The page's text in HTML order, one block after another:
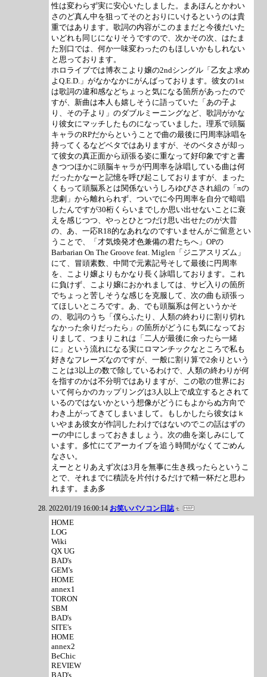
性は変わらず実に安心いたしました。まあほんとかわい
さのど真ん中を狙ってそのとおりにいけるというのは貴
重ではあります。歌詞の内容がこのままだと今後だいた
いどれも同じになりそうですので、次かその次、はたま
た別口では、何か一味変わったのもほしいかもしれない
と思っております。
ホロライブでは博衣こより嬢の2ndシングル「乙女よ求め
よQ.E.D.」がなかなかにがんばっております。彼女の1st
は歌詞の違和感などちょっと気になる箇所があったので
すが、新曲は本人も嬉しそうに語っていた「あの子よ
り、その子より」のダブルミーニングなど、歌詞がかな
り彼女にマッチしたものになっていました。理系で頭脳
キャラのRPだからということで曲の最後に円周率詠唱を
持ってくるなどベタではありますが、そのベタさが却っ
て彼女の真正面から頑張る姿に重なって好印象ですと書
きつつほかに頭脳キャラが円周率を詠唱している曲は何
だったかなーと記憶を呼び起こしておりますが、まった
くもって頭脳系とは関係ないうしろゆびさされ組の「πの
悲劇」から離れられず、ついでに今円周率を自分で暗唱
したんですが30桁くらいまでしか思い出せないことに衰
えを感じつつ、やっとひとつだけ思い出せたのが大昔
の、あ、一応R18的なあれなのですいませんがご留意とい
うことで、「才気煥発才色兼備の君たちへ」OPの
Barbarian On The Groove feat. Miglen「ジニアスリズム」
にて、冒頭素数、中間で元素記号そして最後に円周率
を、こより嬢よりもかなり長く詠唱しております。これ
に負けず、こより嬢におかれましては、サビ入りの箇所
でちょっと苦しそうな感じを克服して、次の曲も頑張っ
てほしいところです。あ、でも頭脳系は何というかそ
の、歌詞のうち「僕らふたり、人類の終わりに割り切れ
なかった余りだったら」の箇所がどうにも気になってお
りまして、つまりこれは「二人が最後に余ったら一緒
に」という流れになる実にロマンチックなところで私も
好きなフレーズなのですが、一般に割り算で2余りという
ことは3以上の数で除しているわけで、人類の終わりが何
を指すのかは不分明ではありますが、この歌の世界にお
いて何らかのカップリングは3人以上で成立するとされて
いるのではないかという想像がどうにもよからぬ方向で
わき上がってきてしまいまして。もしかしたら彼女はｋ
いやまあ彼女が作詞したわけではないのでこの話はずの
ーの中にしまっておきましょう。次の曲を楽しみにして
います。多忙にてアーカイブを追う時間がなくてごめん
なさい。
えーととりあえず次は3月を無事に生き残ったらというこ
とで、それまでに積読を片付けるだけで精一杯だと思わ
れます。まあ多
2022/01/19 16:00:14 お笑いパソコン日誌
HOME
LOG
Wiki
QX UG
BAD's
GEM's
HOME
annex1
TORON
SBM
BAD's
SITE's
HOME
annex2
BeChic
REVIEW
BAD's